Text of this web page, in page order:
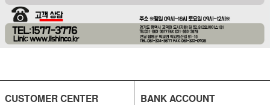
CUSTOMER CENTER BANK ACCOUNT